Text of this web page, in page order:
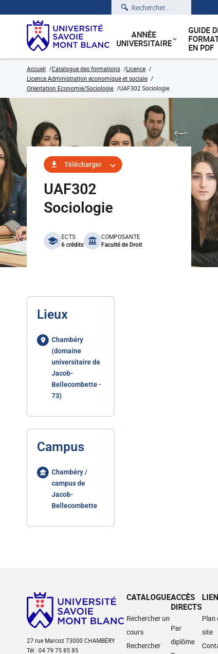
Rechercher
ANNÉE
UNIVERSITAIRE
GUIDE
EN PDF
Accueil Catalogue des formations
Licence
Licence Administration économique et sociale
Orientation Economie/Sociologie
UAF302 Sociologie
Télécharger
UAF302
Sociologie
benefits
ECTS
6 crédits
COMPOSANTE
Faculté de Droit
Lieux
Chambéry
(domaine
universitaire de
Jacob-
Bellecombette -
73)
Campus
Chambéry /
campus de
Jacob-
Bellecombette
27 rue Marcoz 73000 CHAMBÉRY
Tél : 04 79 75 85 85
CATALOGUE
Rechercher un
cours
Rechercher
ACCÈS
DIRECTS
Par
diplôme
Plan
site